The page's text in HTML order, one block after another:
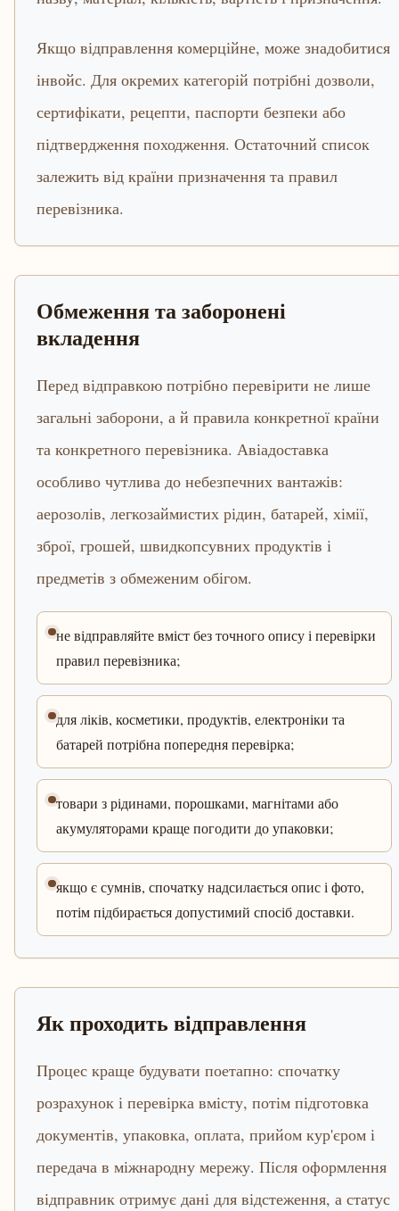
Якщо відправлення комерційне, може знадобитися
інвойс. Для окремих категорій потрібні дозволи,
сертифікати, рецепти, паспорти безпеки або
підтвердження походження. Остаточний список
залежить від країни призначення та правил
перевізника.
Обмеження та заборонені
вкладення
Перед відправкою потрібно перевірити не лише
загальні заборони, а й правила конкретної країни
та конкретного перевізника. Авіадоставка
особливо чутлива до небезпечних вантажів:
аерозолів, легкозаймистих рідин, батарей, хімії,
зброї, грошей, швидкопсувних продуктів і
предметів з обмеженим обігом.
не відправляйте вміст без точного опису і перевірки
правил перевізника;
для ліків, косметики, продуктів, електроніки та
батарей потрібна попередня перевірка;
товари з рідинами, порошками, магнітами або
акумуляторами краще погодити до упаковки;
якщо є сумнів, спочатку надсилається опис і фото,
потім підбирається допустимий спосіб доставки.
Як проходить відправлення
Процес краще будувати поетапно: спочатку
розрахунок і перевірка вмісту, потім підготовка
документів, упаковка, оплата, прийом кур'єром і
передача в міжнародну мережу. Після оформлення
відправник отримує дані для відстеження, а статус